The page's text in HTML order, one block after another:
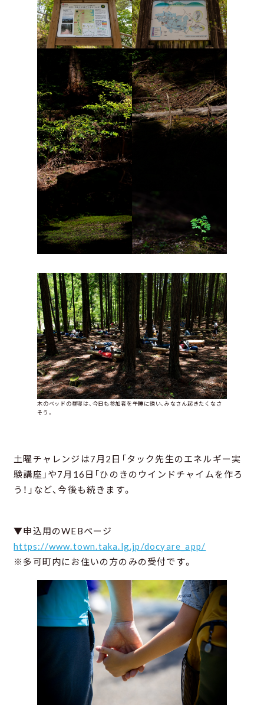
木のベッドの昼寝は、今日も参加者を午睡に誘い、みなさん起きたくなさ
そう。
土曜チャレンジは7月2日「タック先生のエネルギー実
験講座」や7月16日「ひのきのウインドチャイムを作ろ
う！」など、今後も続きます。
▼申込用のWEBページ
https://www.town.taka.lg.jp/docyare_app/
※多可町内にお住いの方のみの受付です。